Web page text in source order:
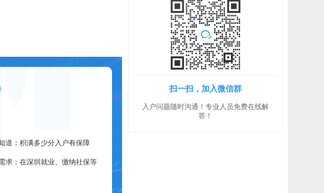
道：积满多少分入户有保障
求：在深圳就业、缴纳社保等
扫一扫，加入微信群
入户问题随时沟通！专业人员免费在线解
答！